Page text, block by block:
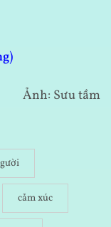
Ảnh: Sưu tầm
cảm xúc